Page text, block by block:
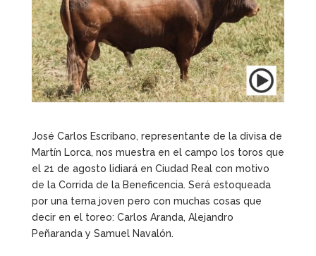
José Carlos Escribano, representante de la divisa de
Martín Lorca, nos muestra en el campo los toros que
el 21 de agosto lidiará en Ciudad Real con motivo
de la Corrida de la Beneficencia. Será estoqueada
por una terna joven pero con muchas cosas que
decir en el toreo: Carlos Aranda, Alejandro
Peñaranda y Samuel Navalón.